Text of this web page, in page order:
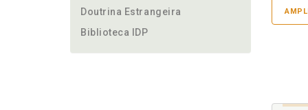
Doutrina Estrangeira
Biblioteca IDP